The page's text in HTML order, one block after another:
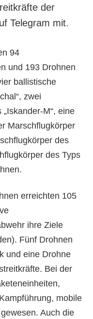
der
Telegram mit.
94
und 193 Drohnen
ballistische
zwei
M“, eine
Marschflugkörper
des
des Typs
erreichten 105
ihre Ziele
Fünf Drohnen
und eine Drohne
Bei der
mobile
Auch die